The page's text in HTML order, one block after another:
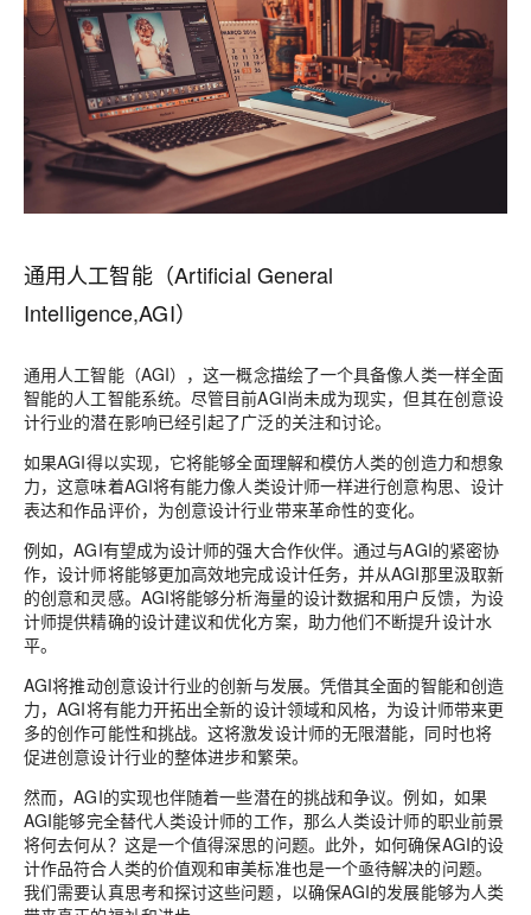
通用人工智能（Artificial General
Intelligence,AGI）
通用人工智能（AGI），这一概念描绘了一个具备像人类一样全面
智能的人工智能系统。尽管目前AGI尚未成为现实，但其在创意设
计行业的潜在影响已经引起了广泛的关注和讨论。
如果AGI得以实现，它将能够全面理解和模仿人类的创造力和想象
力，这意味着AGI将有能力像人类设计师一样进行创意构思、设计
表达和作品评价，为创意设计行业带来革命性的变化。
例如，AGI有望成为设计师的强大合作伙伴。通过与AGI的紧密协
作，设计师将能够更加高效地完成设计任务，并从AGI那里汲取新
的创意和灵感。AGI将能够分析海量的设计数据和用户反馈，为设
计师提供精确的设计建议和优化方案，助力他们不断提升设计水
平。
AGI将推动创意设计行业的创新与发展。凭借其全面的智能和创造
力，AGI将有能力开拓出全新的设计领域和风格，为设计师带来更
多的创作可能性和挑战。这将激发设计师的无限潜能，同时也将
促进创意设计行业的整体进步和繁荣。
然而，AGI的实现也伴随着一些潜在的挑战和争议。例如，如果
AGI能够完全替代人类设计师的工作，那么人类设计师的职业前景
将何去何从？这是一个值得深思的问题。此外，如何确保AGI的设
计作品符合人类的价值观和审美标准也是一个亟待解决的问题。
我们需要认真思考和探讨这些问题，以确保AGI的发展能够为人类